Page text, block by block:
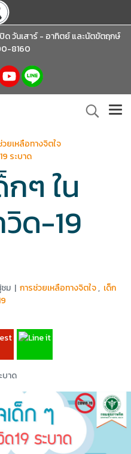
ด วันเสาร์ - อาทิตย์และนัตขัตฤกษ์
8160
วยเหลือทางจิตใจ
ระบาด
ๆ ใน
วิด-19
ม | การช่วยเหลือทางจิตใจ, เด็ก
บาด